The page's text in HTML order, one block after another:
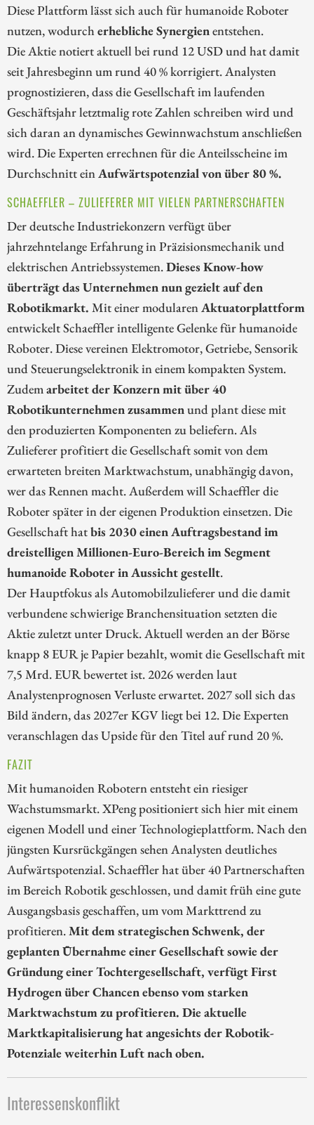
Diese Plattform lässt sich auch für humanoide Roboter
nutzen, wodurch erhebliche Synergien entstehen.
Die Aktie notiert aktuell bei rund 12 USD und hat damit
seit Jahresbeginn um rund 40 % korrigiert. Analysten
prognostizieren, dass die Gesellschaft im laufenden
Geschäftsjahr letztmalig rote Zahlen schreiben wird und
sich daran an dynamisches Gewinnwachstum anschließen
wird. Die Experten errechnen für die Anteilsscheine im
Durchschnitt ein Aufwärtspotenzial von über 80 %.
SCHAEFFLER – ZULIEFERER MIT VIELEN PARTNERSCHAFTEN
Der deutsche Industriekonzern verfügt über
jahrzehntelange Erfahrung in Präzisionsmechanik und
elektrischen Antriebssystemen.Dieses Know-how
überträgt das Unternehmen nun gezielt auf den
Robotikmarkt. Mit einer modularen Aktuatorplattform
entwickelt Schaeffler intelligente Gelenke für humanoide
Roboter. Diese vereinen Elektromotor, Getriebe, Sensorik
und Steuerungselektronik in einem kompakten System.
Zudem arbeitet der Konzern mit über 40
Robotikunternehmen zusammen und plant diese mit
den produzierten Komponenten zu beliefern. Als
Zulieferer profitiert die Gesellschaft somit von dem
erwarteten breiten Marktwachstum, unabhängig davon,
wer das Rennen macht. Außerdem will Schaeffler die
Roboter später in der eigenen Produktion einsetzen. Die
Gesellschaft hatbis 2030 einen Auftragsbestand im
dreistelligen Millionen-Euro-Bereich im Segment
humanoide Roboter in Aussicht gestellt.
Der Hauptfokus als Automobilzulieferer und die damit
verbundene schwierige Branchensituation setzten die
Aktie zuletzt unter Druck. Aktuell werden an der Börse
knapp 8 EUR je Papier bezahlt, womit die Gesellschaft mit
7,5 Mrd. EUR bewertet ist. 2026 werden laut
Analystenprognosen Verluste erwartet. 2027 soll sich das
Bild ändern, das 2027er KGV liegt bei 12. Die Experten
veranschlagen das Upside für den Titel auf rund 20 %.
FAZIT
Mit humanoiden Robotern entsteht ein riesiger
Wachstumsmarkt. XPeng positioniert sich hier mit einem
eigenen Modell und einer Technologieplattform. Nach den
jüngsten Kursrückgängen sehen Analysten deutliches
Aufwärtspotenzial. Schaeffler hat über 40 Partnerschaften
im Bereich Robotik geschlossen, und damit früh eine gute
Ausgangsbasis geschaffen, um vom Markttrend zu
profitieren. Mit dem strategischen Schwenk, der
geplanten Übernahme einer Gesellschaft sowie der
Gründung einer Tochtergesellschaft, verfügt First
Hydrogen über Chancen ebenso vom starken
Marktwachstum zu profitieren. Die aktuelle
Marktkapitalisierung hat angesichts der Robotik-
Potenziale weiterhin Luft nach oben.
Interessenskonflikt